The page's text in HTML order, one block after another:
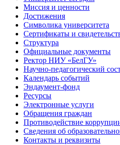
Миссия и ценности
Достижения
Символика университета
Сертификаты и
Структура
Официальные документы
Ректор НИУ «БелГУ»
Научно-педагогический
Календарь событий
Эндаумент-фонд
Ресурсы
Электронные услуги
Обращения граждан
Противодействие
Сведения об
Контакты и реквизиты